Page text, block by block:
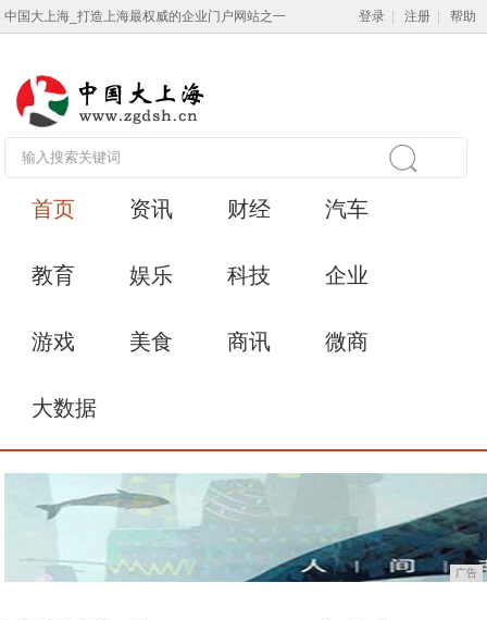
中国大上海_打造上海最权威的企业门户网站之一 登录 注册 帮助
首页 资讯 财经 汽车
教育 娱乐 科技 企业
游戏 美食 商讯 微商
大数据
广告